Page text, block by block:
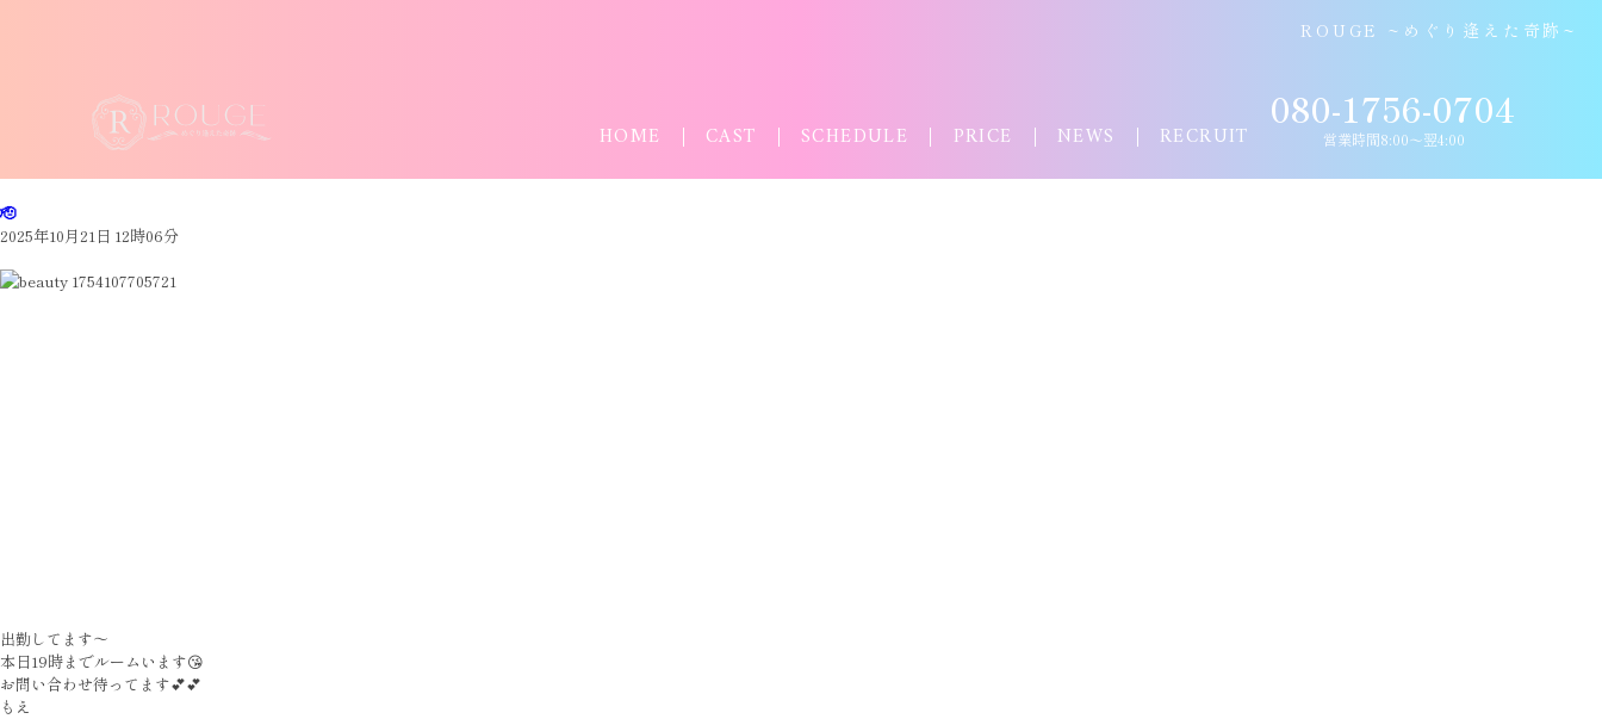
ROUGE ~めぐり逢えた奇跡~
HOME CAST SCHEDULE PRICE NEWS RECRUIT
080-1756-0704
営業時間8:00〜翌4:00
🫡
2025年10月21日 12時06分
出勤してます〜
本日19時までルームいます😘
お問い合わせ待ってます💕💕
もえ